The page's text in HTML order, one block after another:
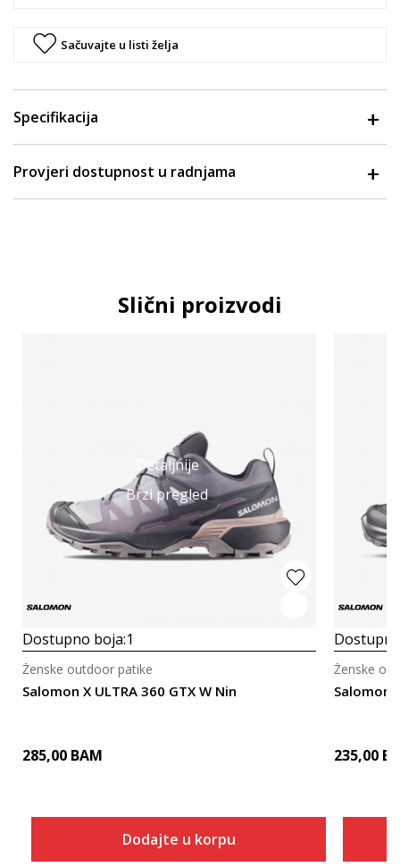
Sačuvajte u listi želja
Specifikacija
Provjeri dostupnost u radnjama
Slični proizvodi
Detaljnije
Brzi pregled
Dostupno boja:1
Salomon X ULTRA 360 GTX W Nin
Ženske outdoor patike
285,00 BAM
Dodajte u korpu
Salomon
Ženske
235,00